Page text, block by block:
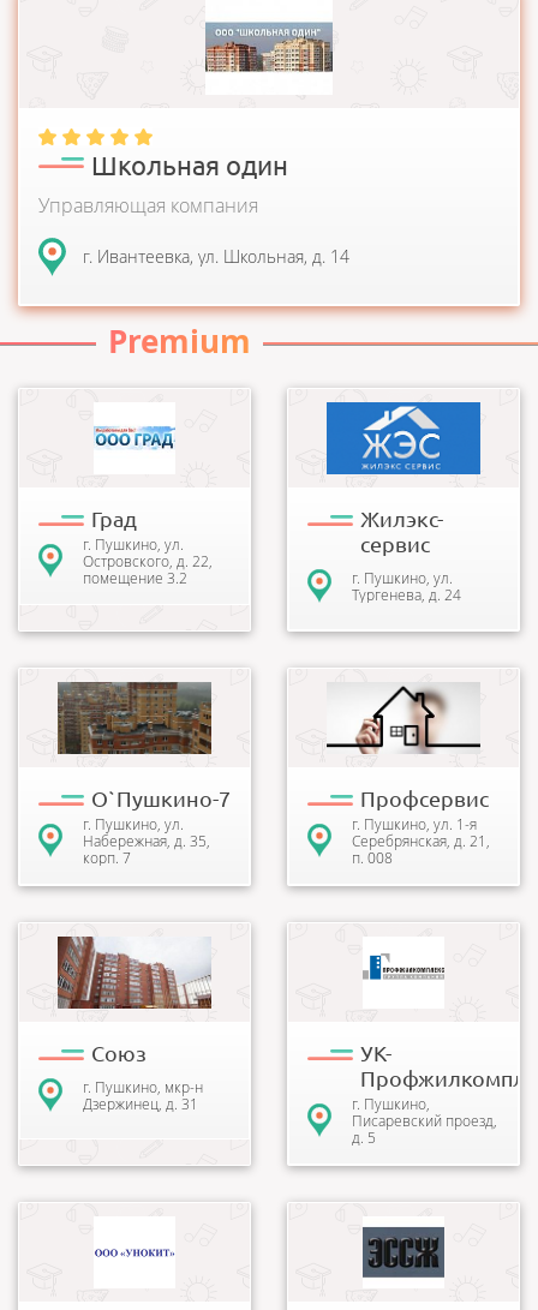
техническим и санитарным содержанием многокварти...
Школьная один
Управляющая компания
г. Ивантеевка, ул. Школьная, д. 14
Premium
предпринимательскую
деятельность по
многоквартирными
Град
г. Пушкино, ул.
Островского, д. 22,
помещение 3.2
ООО "Жилэкс - сервис"
профессиональная
управляющая компания,
основным видом
деятельности которой...
Жилэкc-
сервис
г. Пушкино, ул.
Тургенева, д. 24
В соответствии со ст. 161
Жилищного кодекса
Российской Федерации,
общим собранием
собственников п...
О`Пушкино-7
г. Пушкино, ул.
Набережная, д. 35,
корп. 7
ООО «Профсервис» и ООО
«Профсервис-С» являются
управляющими
компаниями в г. Пушкино,
г. Ивантеевк...
Профсервис
г. Пушкино, ул. 1-я
Серебрянская, д. 21,
п. 008
Товарищество
собственников жилья - это
некоммерческая
организация,
объединяющая
Союз
г. Пушкино, мкр-н
Дзержинец, д. 31
ответственностью
"Управляющая компания -
УК-
г. Пушкино,
Писаревский проезд,
д. 5
квалифицированная
служба, расчетно-...
Компания ООО
«ЭнергоСтройСервисЖилье»
основана в 2003 году для
управления общим
имуществом собств...